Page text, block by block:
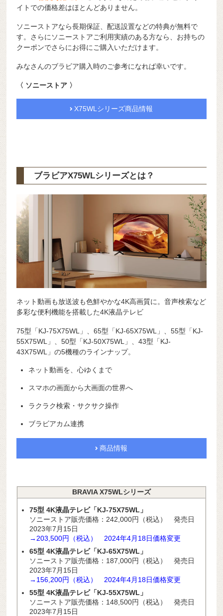
イトでの価格差はほとんどありません。
ソニーストアなら長期保証、配送設置などの特典が無料で
す。さらにソニーストアご利用実績のある方なら、お持ちの
クーポンでさらにお得にご購入いただけます。
みなさんのブラビア購入時のご参考になれば幸いです。
〈 ソニーストア 〉
X75WLシリーズ商品情報
ブラビアX75WLシリーズとは？
ネット動画も放送波も色鮮やかな4K高画質に。音声検索など
多彩な便利機能を搭載した4K液晶テレビ
75型「KJ-75X75WL」、65型「KJ-65X75WL」、55型「KJ-
55X75WL」、50型「KJ-50X75WL」、43型「KJ-
43X75WL」の5機種のラインナップ。
ネット動画を、心ゆくまで
スマホの画面から大画面の世界へ
ラクラク検索・サクサク操作
ブラビアカム連携
商品情報
BRAVIA X75WLシリーズ
75型 4K液晶テレビ「KJ-75X75WL」
ソニーストア販売価格：242,000円（税込） 発売日
2023年7月15日
→203,500円（税込） 2024年4月18日価格変更
65型 4K液晶テレビ「KJ-65X75WL」
ソニーストア販売価格：187,000円（税込） 発売日
2023年7月15日
→156,200円（税込） 2024年4月18日価格変更
55型 4K液晶テレビ「KJ-55X75WL」
ソニーストア販売価格：148,500円（税込） 発売日
2023年7月15日